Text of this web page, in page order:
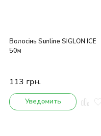
Волосінь Sunline SIGLON ICE
50м
113 грн.
Уведомить